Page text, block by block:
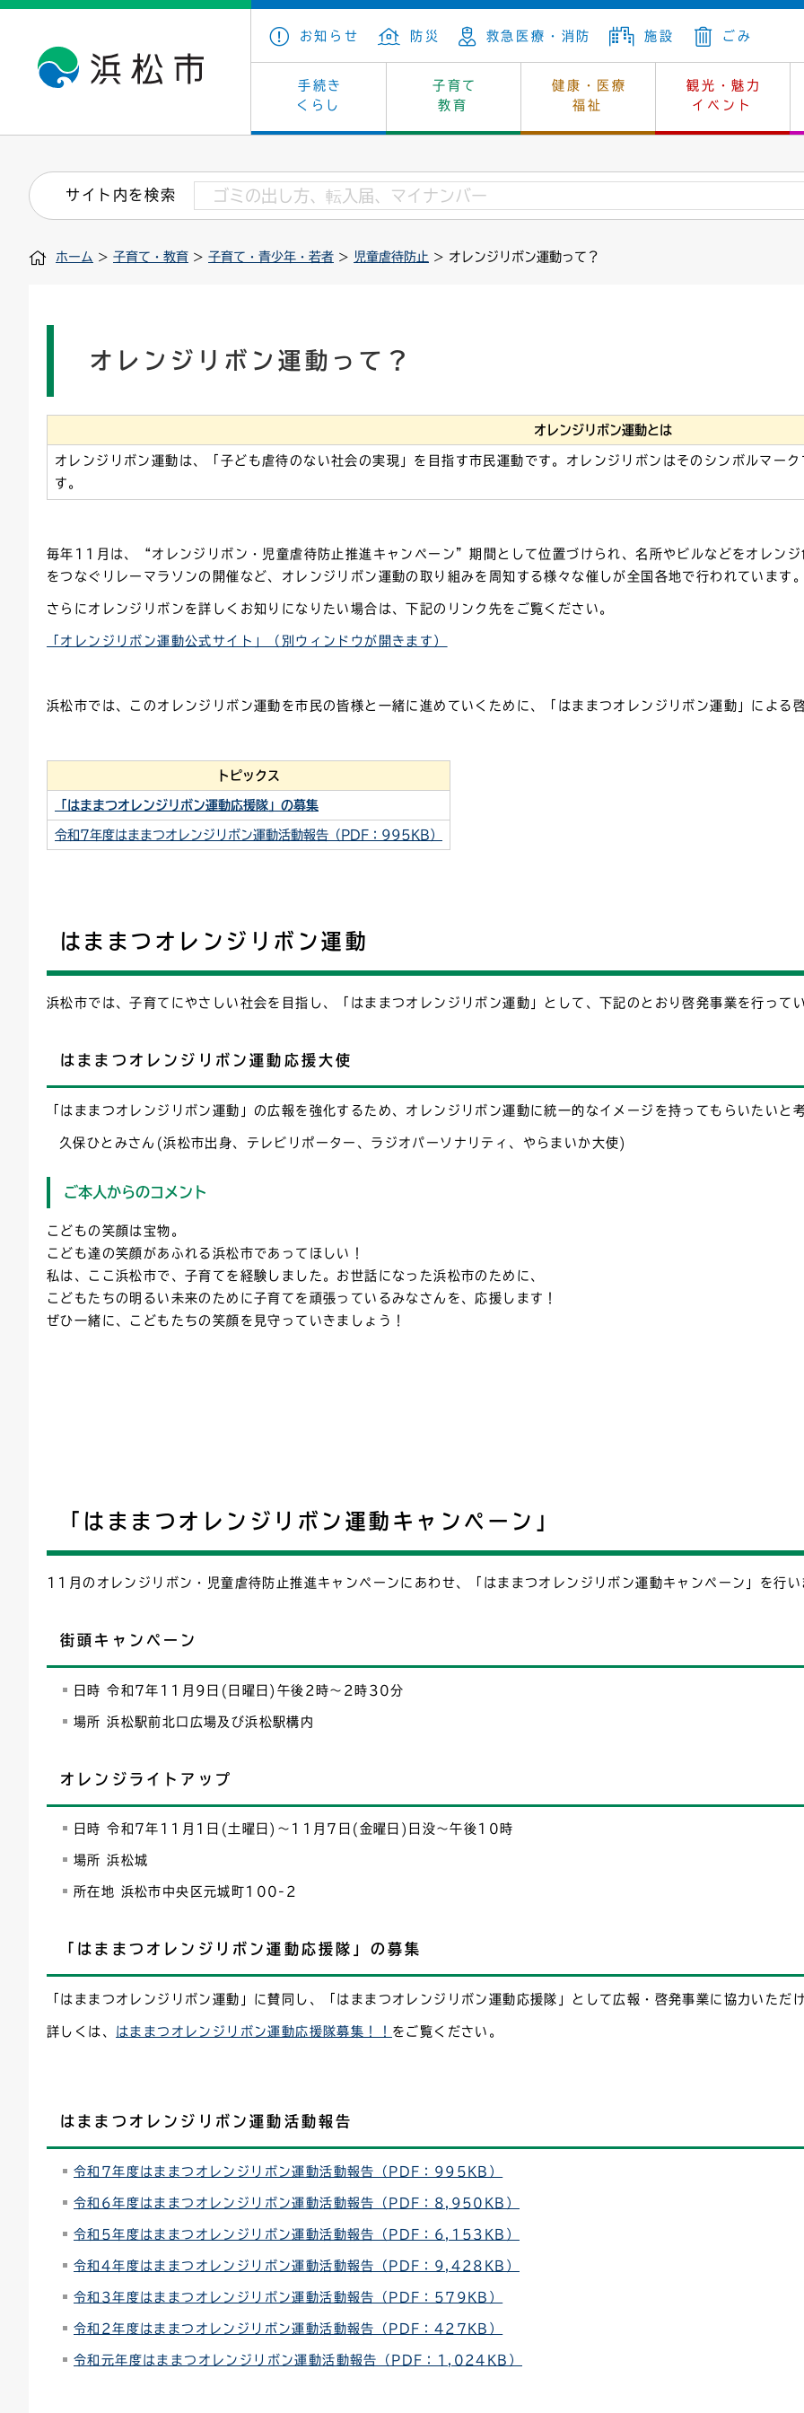
お知らせ 防災 救急医療・消防 施設 ごみ
手続き
くらし
子育て
教育
健康・医療
福祉
観光・魅力
イベント
戸籍・住民の手続き 保険・年金 上下水道
住まい・建築 墓地・斎場 消費生活
税金 法人税
子育て・青少年・若者 教育 生涯学習
看護専門学校 学級閉鎖 幼稚園一覧
小学校一覧 中学校一覧
健康・医療 福祉 休日当番医
介護保険 保健所
文化・芸術 文化財 レジャー・スポーツ
浜松・浜名湖だいすきネット はじめよう、ハマライフ
産業振興 カーボンニュートラル 土地
発注情報(入札・契約) 福祉・介護 環境対策
募集 雇用・就労
市の概要 庁舎案内 市長の部屋
外郭団体 統計 選挙
職員採用 市有財産
サイト内を検索
ホーム > 子育て・教育 > 子育て・青少年・若者 > 児童虐待防止 > オレンジリボン運動って？
オレンジリボン運動って？
オレンジリボン運動とは
オレンジリボン運動は、「子ども虐待のない社会の実現」を目指す市民運動です。オレンジリボンはそのシンボルマー
す。
毎年11月は、“オレンジリボン・児童虐待防止推進キャンペーン”期間として位置づけられ、名所やビルなどをオレン
をつなぐリレーマラソンの開催など、オレンジリボン運動の取り組みを周知する様々な催しが全国各地で行われています
さらにオレンジリボンを詳しくお知りになりたい場合は、下記のリンク先をご覧ください。
「オレンジリボン運動公式サイト」（別ウィンドウが開きます）
浜松市では、このオレンジリボン運動を市民の皆様と一緒に進めていくために、「はままつオレンジリボン運動」による
トピックス
「はままつオレンジリボン運動応援隊」の募集
令和7年度はままつオレンジリボン運動活動報告（PDF：995KB）
はままつオレンジリボン運動
浜松市では、子育てにやさしい社会を目指し、「はままつオレンジリボン運動」として、下記のとおり啓発事業を行って
はままつオレンジリボン運動応援大使
「はままつオレンジリボン運動」の広報を強化するため、オレンジリボン運動に統一的なイメージを持ってもらいたい
久保ひとみさん(浜松市出身、テレビリポーター、ラジオパーソナリティ、やらまいか大使)
ご本人からのコメント
こどもの笑顔は宝物。
こども達の笑顔があふれる浜松市であってほしい！
私は、ここ浜松市で、子育てを経験しました。お世話になった浜松市のために、
こどもたちの明るい未来のために子育てを頑張っているみなさんを、応援します！
ぜひ一緒に、こどもたちの笑顔を見守っていきましょう！
「はままつオレンジリボン運動キャンペーン」
11月のオレンジリボン・児童虐待防止推進キャンペーンにあわせ、「はままつオレンジリボン運動キャンペーン」を行い
街頭キャンペーン
日時 令和7年11月9日(日曜日)午後2時～2時30分
場所 浜松駅前北口広場及び浜松駅構内
オレンジライトアップ
日時 令和7年11月1日(土曜日)～11月7日(金曜日)日没～午後10時
場所 浜松城
所在地 浜松市中央区元城町100-2
「はままつオレンジリボン運動応援隊」の募集
「はままつオレンジリボン運動」に賛同し、「はままつオレンジリボン運動応援隊」として広報・啓発事業に協力いただ
詳しくは、 はままつオレンジリボン運動応援隊募集！！ をご覧ください。
はままつオレンジリボン運動活動報告
令和7年度はままつオレンジリボン運動活動報告（PDF：995KB）
令和6年度はままつオレンジリボン運動活動報告（PDF：8,950KB）
令和5年度はままつオレンジリボン運動活動報告（PDF：6,153KB）
令和4年度はままつオレンジリボン運動活動報告（PDF：9,428KB）
令和3年度はままつオレンジリボン運動活動報告（PDF：579KB）
令和2年度はままつオレンジリボン運動活動報告（PDF：427KB）
令和元年度はままつオレンジリボン運動活動報告（PDF：1,024KB）